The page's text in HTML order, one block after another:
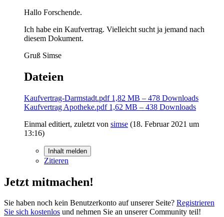
Hallo Forschende.
Ich habe ein Kaufvertrag. Vielleicht sucht ja jemand nach
diesem Dokument.
Gruß Simse
Dateien
Kaufvertrag-Darmstadt.pdf 1,82 MB – 478 Downloads
Kaufvertrag Apotheke.pdf 1,62 MB – 438 Downloads
Einmal editiert, zuletzt von simse (18. Februar 2021 um
13:16)
Inhalt melden
Zitieren
Jetzt mitmachen!
Sie haben noch kein Benutzerkonto auf unserer Seite? Registrieren
Sie sich kostenlos und nehmen Sie an unserer Community teil!